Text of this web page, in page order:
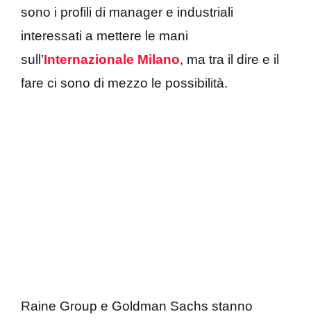
sono i profili di manager e industriali
interessati a mettere le mani
sull’Internazionale Milano, ma tra il dire e il
fare ci sono di mezzo le possibilità.
Raine Group e Goldman Sachs stanno